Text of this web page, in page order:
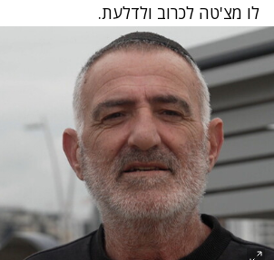
לו מצ'טה לכרוב ולדלעת.